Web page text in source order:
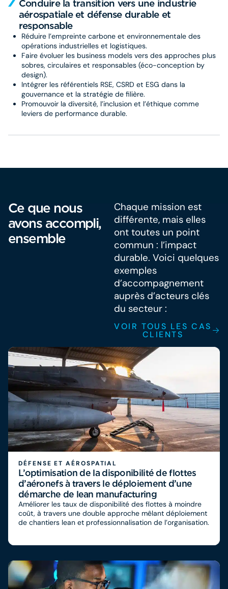
Conduire la transition vers une industrie
aérospatiale et défense durable et
responsable
Réduire l’empreinte carbone et environnementale des
opérations industrielles et logistiques.
Faire évoluer les business models vers des approches plus
sobres, circulaires et responsables (éco-conception by
design).
Intégrer les référentiels RSE, CSRD et ESG dans la
gouvernance et la stratégie de filière.
Promouvoir la diversité, l’inclusion et l’éthique comme
leviers de performance durable.
Ce que nous
avons accompli,
ensemble
Chaque mission est
différente, mais elles
ont toutes un point
commun : l’impact
durable. Voici quelques
exemples
d’accompagnement
auprès d’acteurs clés
du secteur :
VOIR TOUS LES CAS
CLIENTS
DÉFENSE ET AÉROSPATIAL
L’optimisation de la disponibilité de flottes
d’aéronefs à travers le déploiement d’une
démarche de lean manufacturing​
Améliorer les taux de disponibilité des flottes à moindre
coût, à travers une double approche mêlant déploiement
de chantiers lean et professionnalisation de l’organisation.​